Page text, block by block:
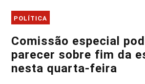
POLÍTICA
Comissão especial
parecer sobre fim da
nesta quarta-feira